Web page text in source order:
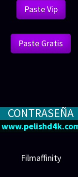
Paste Vip
Paste Gratis
CONTRASEÑA
Filmaffinity